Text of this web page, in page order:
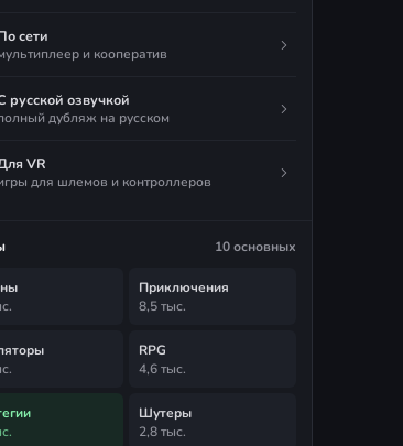
сети
и кооператив
русской озвучкой
дубляж на русском
VR
для шлемов и контроллеров
10 основных
Приключения
8,5 тыс.
RPG
4,6 тыс.
Шутеры
2,8 тыс.